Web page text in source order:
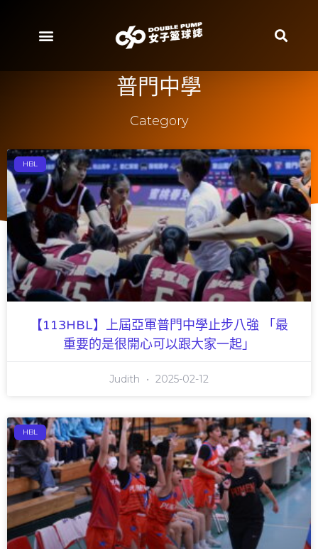
普門中學
Category
HBL
【113HBL】上屆亞軍普門中學止步八強 「最
重要的是很開心可以跟大家一起」
Judith 2025-02-12
HBL